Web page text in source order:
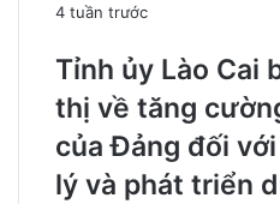
4 tuần trước
Tỉnh ủy Lào Cai
thị về tăng
của Đảng đối
lý và phát triển